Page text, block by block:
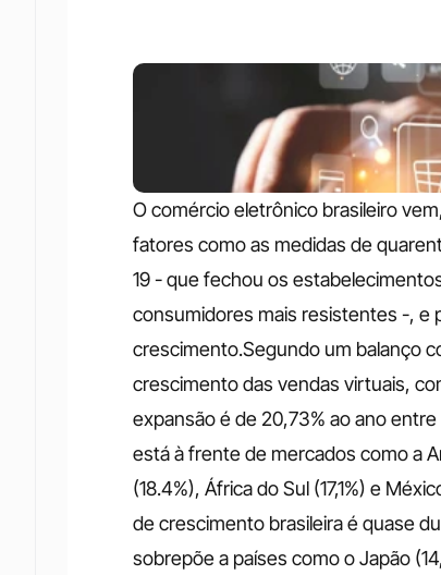
O comércio eletrônico brasileiro
fatores como as medidas de
19 - que fechou os
consumidores mais resistentes -, e
crescimento.Segundo um balanço
crescimento das vendas virtuais,
expansão é de 20,73% ao ano
está à frente de mercados como a
(18.4%), África do Sul (17,1%) e
de crescimento brasileira é quase
sobrepõe a países como o Japão